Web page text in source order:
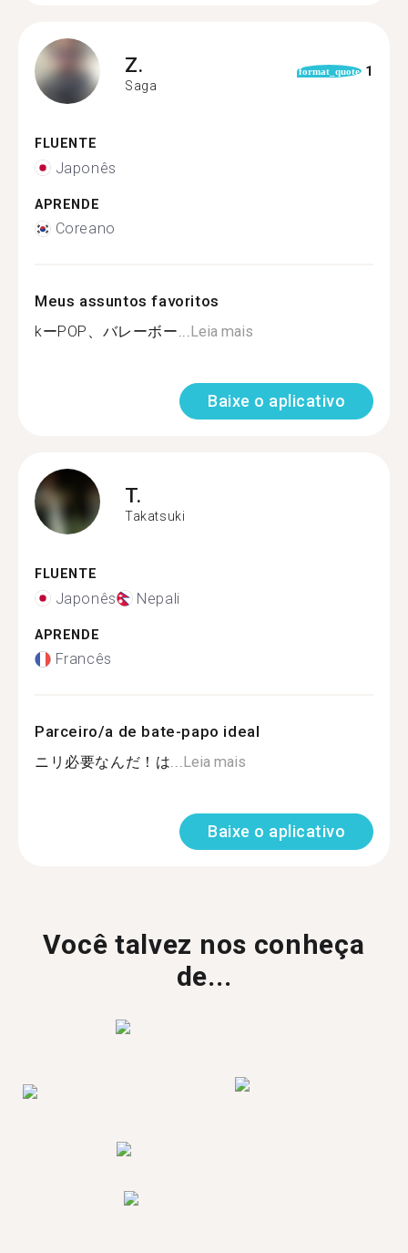
Z.
Saga
format_quote 1
FLUENTE
Japonês
APRENDE
Coreano
Meus assuntos favoritos
kーPOP、バレーボー...Leia mais
Baixe o aplicativo
T.
Takatsuki
FLUENTE
Japonês Nepali
APRENDE
Francês
Parceiro/a de bate-papo ideal
ニリ必要なんだ！は...Leia mais
Baixe o aplicativo
Você talvez nos conheça
de...